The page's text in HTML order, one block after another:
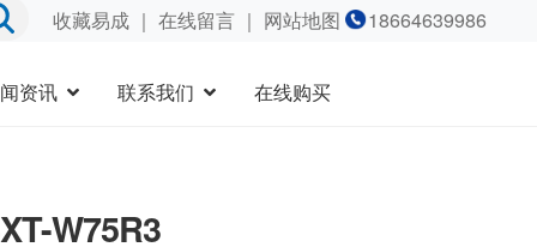
收藏易成｜ 在线留言｜ 网站地图 18664639986
资讯 联系我们 在线购买
W75R3